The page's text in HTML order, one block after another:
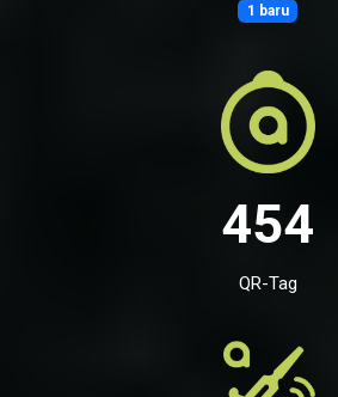
1 baru
454
QR-Tag